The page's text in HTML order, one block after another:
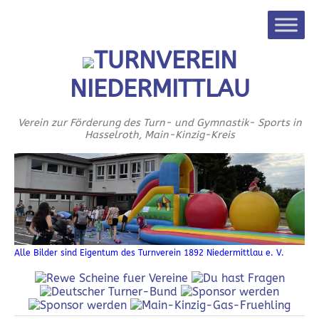
TURNVEREIN
NIEDERMITTLAU
Verein zur Förderung des Turn- und Gymnastik- Sports in
Hasselroth, Main-Kinzig-Kreis
Alle Bilder sind Eigentum des Turnverein 1892 Niedermittlau e. V.